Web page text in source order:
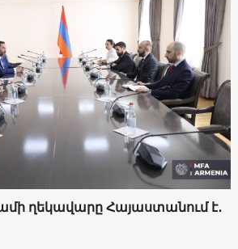
ղեկավարը Հայաստանում է․